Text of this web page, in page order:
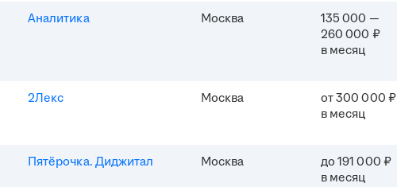
Аналитика Москва
135 000 —
260 000 ₽
в месяц
2Лекс Москва
от 300 000 ₽
в месяц
Пятёрочка. Диджитал Москва
до 191 000 ₽
в месяц